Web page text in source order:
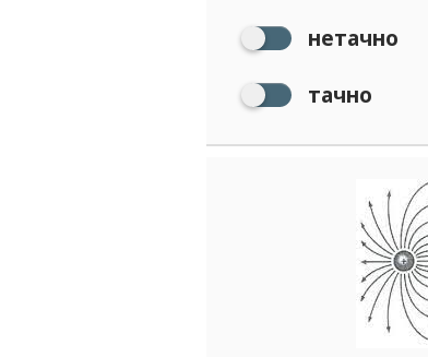
нетачно
тачно